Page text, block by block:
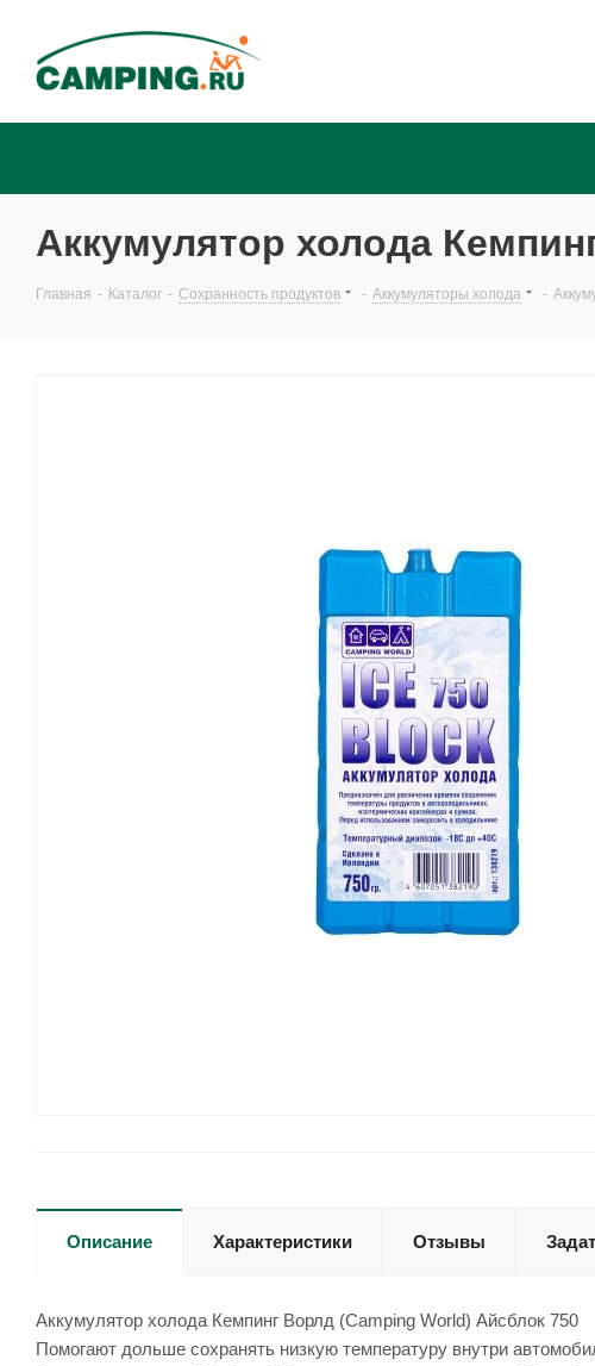
Аккумулятор холода
Главная - Каталог - Сохранность продуктов - Аккумуляторы холода -
Описание Характеристики Отзывы
Аккумулятор холода Кемпинг Ворлд (Camping World) Айсблок 750
Помогают дольше сохранять низкую температуру внутри